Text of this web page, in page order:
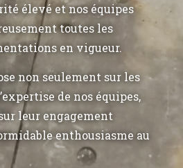
élevé et nos équipes
toutes les
en vigueur.
non seulement sur les
de nos équipes,
leur engagement
enthousiasme au